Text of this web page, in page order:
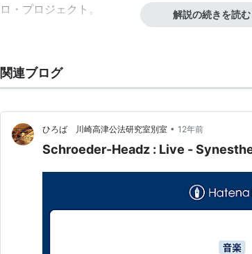
ロ・プロジェクト。
解説の続きを読む
関連ブログ
ひろば 川崎高津公法研究室別室 • 12年前
Schroeder-Headz : Live -